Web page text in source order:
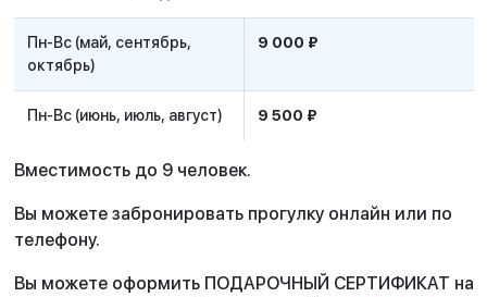
Пн-Вс (май, сентябрь,
октябрь)
9 000 ₽
Пн-Вс (июнь, июль, август) 9 500 ₽
Вместимость до 9 человек.
Вы можете забронировать прогулку онлайн или по
телефону.
Вы можете оформить ПОДАРОЧНЫЙ СЕРТИФИКАТ на